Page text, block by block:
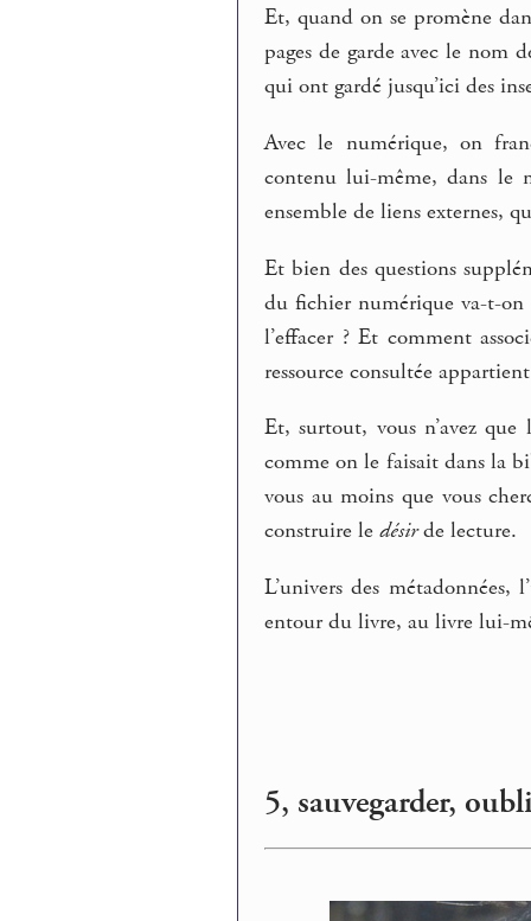
Et, quand on se promène
pages de garde avec le nom
qui ont gardé jusqu’ici des
Avec le numérique, on
contenu lui-même, dans le
ensemble de liens externes,
Et bien des questions
du fichier numérique va-t-on
l’effacer ? Et comment
ressource consultée
Et, surtout, vous n’avez
comme on le faisait dans la
vous au moins que vous
construire ledésirde lecture.
L’univers des métadonnées,
entour du livre, au livre lui-
5, sauvegarder,